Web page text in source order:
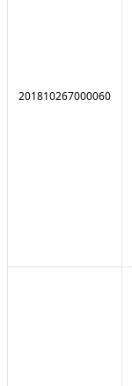
201810267000060